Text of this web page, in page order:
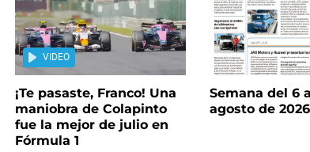
VIDEO
¡Te pasaste, Franco! Una
maniobra de Colapinto
fue la mejor de julio en
Fórmula 1
Semana del 6
agosto de 2026